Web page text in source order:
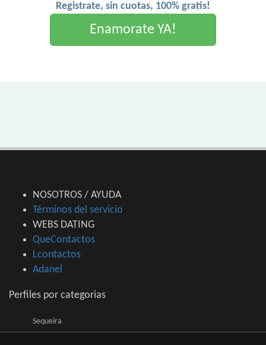
Registrate, sin cuotas, 100% gratis!
Enamorate YA!
NOSOTROS / AYUDA
Términos del servicio
WEBS DATING
QueContactos
Lcontactos
Adanel
Perfiles por categorias
Sequeira